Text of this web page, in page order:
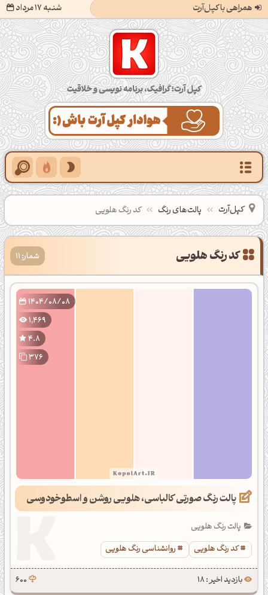
همراهی با کپل‌آرت شنبه 17 مرداد
کپل‌آرت؛ گرافیک، برنامه‌نویسی و خلاقیت
کپل‌آرت پالت‌های رنگ کد رنگ هلویی
شمار: 11
1404/08/08
1,469
4.8
376
پالت رنگ صورتی کالباسی، هلویی روشن و اسطوخودوسی
پالت رنگ هلویی
کد رنگ هلویی
روانشناسی رنگ هلویی
بازدید اخیر : 18 600